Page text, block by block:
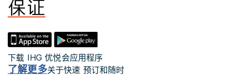
下载 IHG 优悦会应用程序
了解更多关于快速 预订和随时